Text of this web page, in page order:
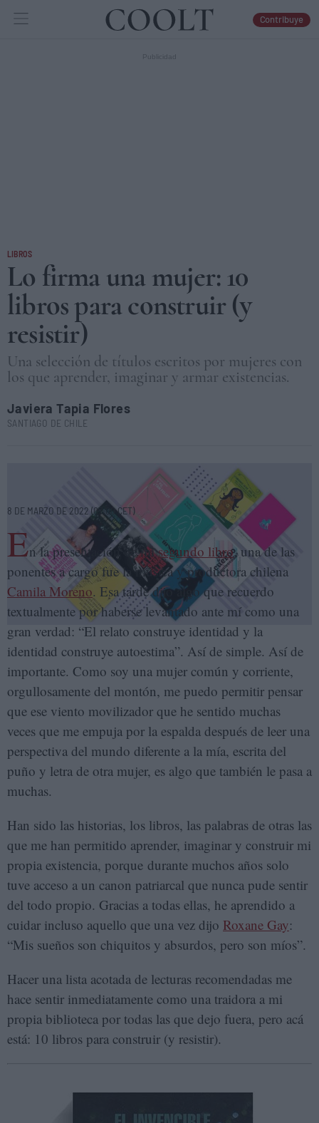
IDEAS
Contribuye
LIBROS
Lo firma una mujer: 10
libros para construir (y
resistir)
Una selección de títulos escritos por mujeres con
los que aprender, imaginar y armar existencias.
Javiera Tapia Flores
SANTIAGO DE CHILE
Lo firma una mujer: 10 libros para construir (y resistir). ELENA
8 DE MARZO DE 2022 (07:00 CET)
En la presentación de misegundo libro, una de las
ponentes a cargo fue la música y productora chilena
Camila Moreno. Esa tarde dijo algo que recuerdo
textualmente por haberse levantado ante mí como una
gran verdad: “El relato construye identidad y la
identidad construye autoestima”. Así de simple. Así de
importante. Como soy una mujer común y corriente,
orgullosamente del montón, me puedo permitir pensar
que ese viento movilizador que he sentido muchas
veces que me empuja por la espalda después de leer una
perspectiva del mundo diferente a la mía, escrita del
puño y letra de otra mujer, es algo que también le pasa a
muchas.
Han sido las historias, los libros, las palabras de otras las
que me han permitido aprender, imaginar y construir mi
propia existencia, porque durante muchos años solo
tuve acceso a un canon patriarcal que nunca pude sentir
del todo propio. Gracias a todas ellas, he aprendido a
cuidar incluso aquello que una vez dijo Roxane Gay:
“Mis sueños son chiquitos y absurdos, pero son míos”.
Hacer una lista acotada de lecturas recomendadas me
hace sentir inmediatamente como una traidora a mi
propia biblioteca por todas las que dejo fuera, pero acá
está: 10 libros para construir (y resistir).